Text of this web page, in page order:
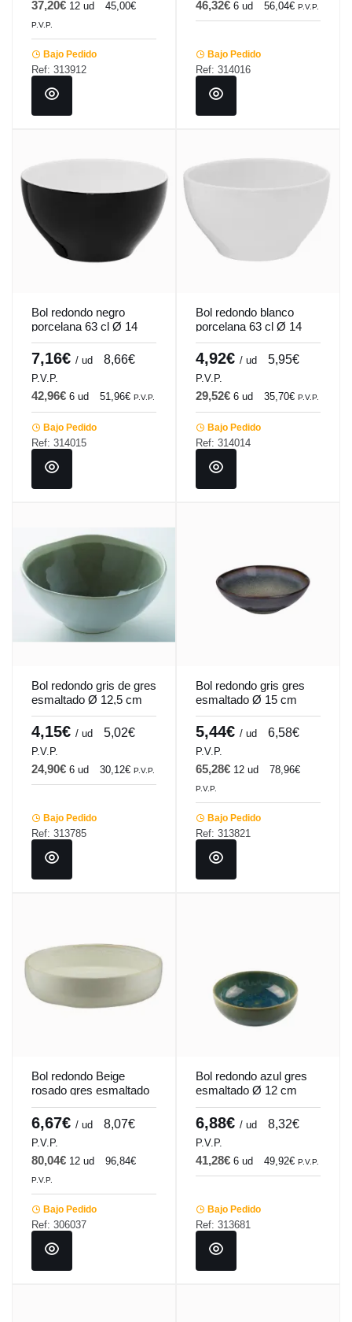
37,20€ 12 ud 45,00€
P.V.P.
Bajo Pedido
Ref: 313912
46,32€ 6 ud 56,04€ P.V.P.
Bajo Pedido
Ref: 314016
Bol redondo negro
porcelana 63 cl Ø 14
cm Emotions Pro.mundi
7,16€ / ud 8,66€
P.V.P.
42,96€ 6 ud 51,96€ P.V.P.
Bajo Pedido
Ref: 314015
Bol redondo blanco
porcelana 63 cl Ø 14
cm Emotions Pro.mundi
4,92€ / ud 5,95€
P.V.P.
29,52€ 6 ud 35,70€ P.V.P.
Bajo Pedido
Ref: 314014
Bol redondo gris de gres
esmaltado Ø 12,5 cm
Winter Pro.mundi
4,15€ / ud 5,02€
P.V.P.
24,90€ 6 ud 30,12€ P.V.P.
Bajo Pedido
Ref: 313785
Bol redondo gris gres
esmaltado Ø 15 cm
Galaxy Pro.mundi
5,44€ / ud 6,58€
P.V.P.
65,28€ 12 ud 78,96€
P.V.P.
Bajo Pedido
Ref: 313821
Bol redondo Beige
rosado gres esmaltado
Ø 15,5 cm Pearl
Pro.mundi
6,67€ / ud 8,07€
P.V.P.
80,04€ 12 ud 96,84€
P.V.P.
Bajo Pedido
Ref: 306037
Bol redondo azul gres
esmaltado Ø 12 cm
Magic Accolade
6,88€ / ud 8,32€
P.V.P.
41,28€ 6 ud 49,92€ P.V.P.
Bajo Pedido
Ref: 313681